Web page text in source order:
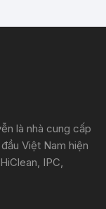
là nhà cung cấp
Việt Nam hiện
IPC,